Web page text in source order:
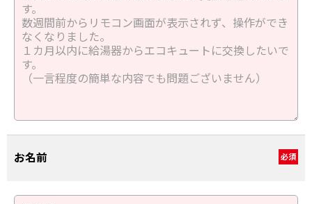
お名前 必須